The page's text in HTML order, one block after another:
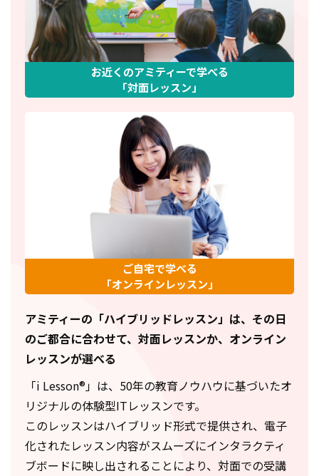
お近くのアミティーで学べる
「対面レッスン」
ご自宅で学べる
「オンラインレッスン」
アミティーの「ハイブリッドレッスン」は、 その日
のご都合に合わせて、対面レッスンか、オンライン
レッスンが選べる
「i Lesson®」は、50年の教育ノウハウに基づいたオ
リジナルの体験型ITレッスンです。
このレッスンはハイブリッド形式で提供され、電子
化されたレッスン内容がスムーズにインタラクティ
ブボードに映し出されることにより、対面での受講